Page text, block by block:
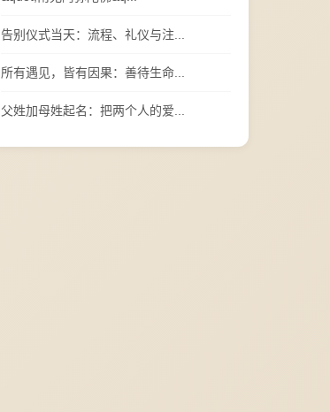
告别仪式当天：流程、礼仪与注...
所有遇见，皆有因果：善待生命...
父姓加母姓起名：把两个人的爱...